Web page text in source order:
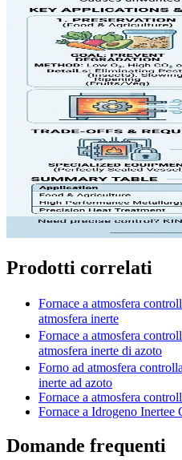
Prodotti correlati
Fornace a atmosfera
atmosfera inerte
Fornace a atmosfera
atmosfera inerte di azoto
Forno ad atmosfera
inerte ad azoto
Fornace a atmosfera
Fornace a Idrogeno
Domande frequenti